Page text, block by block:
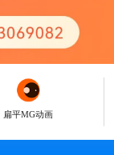
扁平MG动画